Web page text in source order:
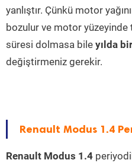
yanlıştır. Çünkü motor
bozulur ve motor
süresi dolmasa bile yılda
değiştirmeniz gerekir.
Renault Modus 1.4
Renault Modus 1.4